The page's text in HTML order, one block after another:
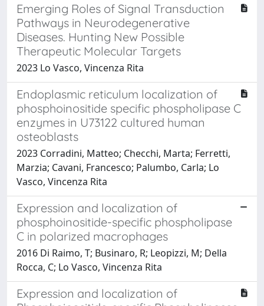
Emerging Roles of Signal Transduction
Pathways in Neurodegenerative
Diseases. Hunting New Possible
Therapeutic Molecular Targets
2023 Lo Vasco, Vincenza Rita
Endoplasmic reticulum localization of
phosphoinositide specific phospholipase C
enzymes in U73122 cultured human
osteoblasts
2023 Corradini, Matteo; Checchi, Marta; Ferretti,
Marzia; Cavani, Francesco; Palumbo, Carla; Lo
Vasco, Vincenza Rita
Expression and localization of
phosphoinositide-specific phospholipase
C in polarized macrophages
2016 Di Raimo, T; Businaro, R; Leopizzi, M; Della
Rocca, C; Lo Vasco, Vincenza Rita
Expression and localization of